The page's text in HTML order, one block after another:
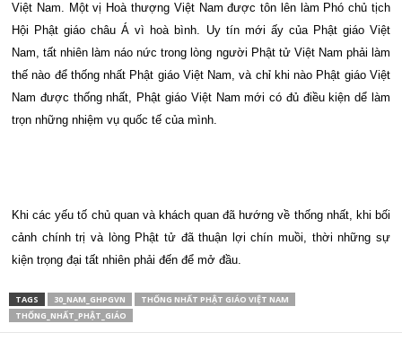
Việt Nam. Một vị Hoà thượng Việt Nam được tôn lên làm Phó chủ tịch
Hội Phật giáo châu Á vì hoà bình. Uy tín mới ấy của Phật giáo Việt
Nam, tất nhiên làm náo nức trong lòng người Phật tử Việt Nam phải làm
thế nào để thống nhất Phật giáo Việt Nam, và chỉ khi nào Phật giáo Việt
Nam được thống nhất, Phật giáo Việt Nam mới có đủ điều kiện dể làm
trọn những nhiệm vụ quốc tế của mình.
Khi các yếu tố chủ quan và khách quan đã hướng về thống nhất, khi bối
cảnh chính trị và lòng Phật tử đã thuận lợi chín muồi, thời những sự
kiện trọng đại tất nhiên phải đến để mở đầu.
TAGS 30_NAM_GHPGVN
THỐNG NHẤT PHẬT GIÁO VIỆT NAM
THỐNG_NHẤT_PHẬT_GIÁO